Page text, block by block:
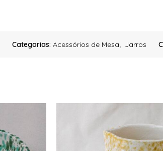
Categorias: Acessórios de Mesa, Jarros